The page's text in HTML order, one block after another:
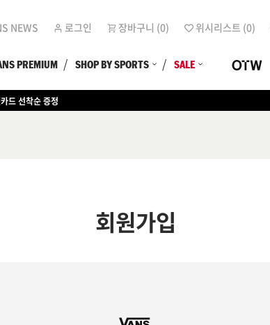
NEWS 로그인 장바구니 (0) 위시리스트 (0)
PREMIUM SHOP BY SPORTS SALE
드 선착순 증정
회원가입